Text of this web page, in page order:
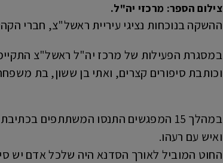
צילום הספר: מרכזי יה"ל.
ההשקה בנוכחות נציגי עיריית ראשל"צ, חברי
במסגרת הפעילות של מרכז יה"ל ראשל"צ
וכותבת סיפורים קצרים, ואתי בן ששון, בת
במהלך 15 המפגשים התנסו המשתתפים
ואיש עם רעהו.
החוט המוביל לאורך הסדנא היה שלכל אדם יש